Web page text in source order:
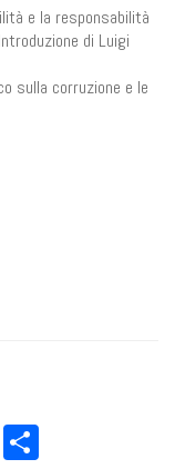
e la responsabilità
di Luigi
sulla corruzione e le
Email